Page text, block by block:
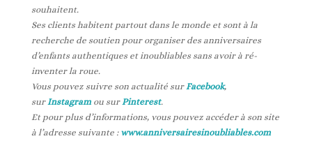
souhaitent.
Ses clients habitent partout dans le monde et sont à la
recherche de soutien pour organiser des anniversaires
d’enfants authentiques et inoubliables sans avoir à ré-
inventer la roue.
Vous pouvez suivre son actualité sur Facebook,
surInstagram ou sur Pinterest.
Et pour plus d’informations, vous pouvez accéder à son site
à l’adresse suivante : www.anniversairesinoubliables.com